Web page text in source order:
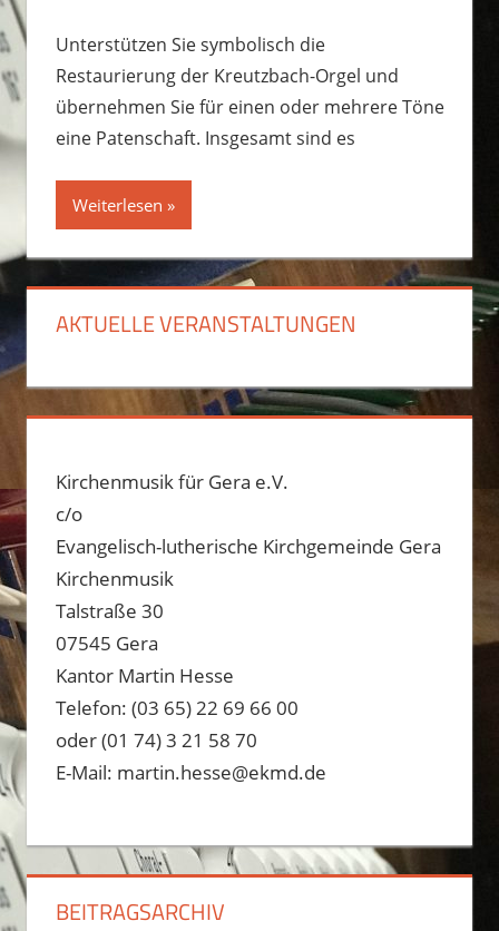
Unterstützen Sie symbolisch die
Restaurierung der Kreutzbach-Orgel und
übernehmen Sie für einen oder mehrere Töne
eine Patenschaft. Insgesamt sind es
Weiterlesen
AKTUELLE VERANSTALTUNGEN
Kirchenmusik für Gera e.V.
c/o
Evangelisch-lutherische Kirchgemeinde Gera
Kirchenmusik
Talstraße 30
07545 Gera
Kantor Martin Hesse
Telefon: (03 65) 22 69 66 00
oder (01 74) 3 21 58 70
E-Mail: martin.hesse@ekmd.de
BEITRAGSARCHIV